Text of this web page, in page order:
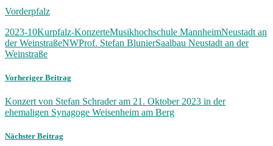
Vorderpfalz
2023-10Kurpfalz-KonzerteMusikhochschule MannheimNeustadt an
der WeinstraßeNWProf. Stefan BlunierSaalbau Neustadt an der
Weinstraße
Vorheriger Beitrag
Konzert von Stefan Schrader am 21. Oktober 2023 in der
ehemaligen Synagoge Weisenheim am Berg
Nächster Beitrag